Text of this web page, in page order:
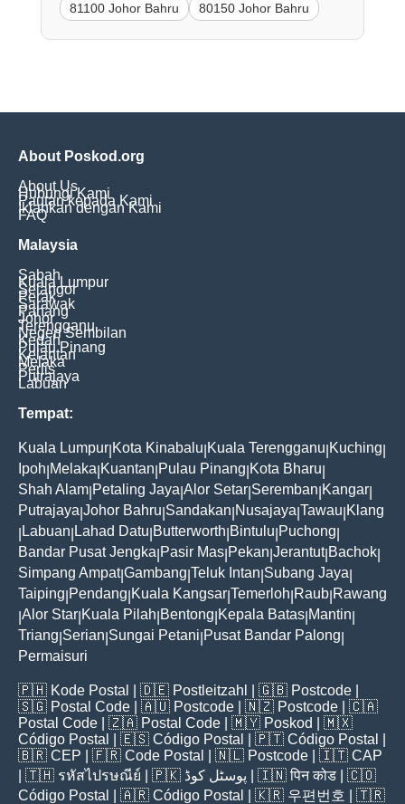
81100 Johor Bahru
80150 Johor Bahru
About Poskod.org
About Us
Hubungi Kami
Pautan kepada Kami
Iklankan dengan Kami
FAQ
Malaysia
Sabah
Kuala Lumpur
Selangor
Perak
Sarawak
Pahang
Johor
Terengganu
Negeri Sembilan
Kedah
Pulau Pinang
Kelantan
Melaka
Perlis
Putrajaya
Labuan
Tempat:
Kuala Lumpur Kota Kinabalu Kuala Terengganu Kuching
Ipoh Melaka Kuantan Pulau Pinang Kota Bharu
Shah Alam Petaling Jaya Alor Setar Seremban Kangar
Putrajaya Johor Bahru Sandakan Nusajaya Tawau Klang
Labuan Lahad Datu Butterworth Bintulu Puchong
Bandar Pusat Jengka Pasir Mas Pekan Jerantut| Bachok
Simpang Ampat|Gambang Teluk Intan Subang Jaya
Taiping Pendang Kuala Kangsar Temerloh Raub Rawang
Alor Star Kuala Pilah Bentong Kepala Batas Mantin
Triang Serian Sungai Petani Pusat Bandar Palong
Permaisuri
🇵🇭 Kode Postal | 🇩🇪 Postleitzahl | 🇬🇧 Postcode
🇸🇬 Postal Code | 🇦🇺 Postcode | 🇳🇿 Postcode | 🇨🇦
Postal Code | 🇿🇦 Postal Code | 🇲🇾 Poskod
| 🇲🇽
Código Postal
| 🇪🇸 Código Postal | 🇵🇹 Código Postal
🇧🇷 CEP | 🇫🇷 Code Postal | 🇳🇱 Postcode | 🇮🇹 CAP
| 🇹🇭 รหัสไปรษณีย์ | 🇵🇰 پوسٹل کوڈ | 🇮🇳पिन कोड | 🇨🇴
Código Postal
| 🇦🇷 Código Postal | 🇰🇷 우편번호 | 🇹🇷